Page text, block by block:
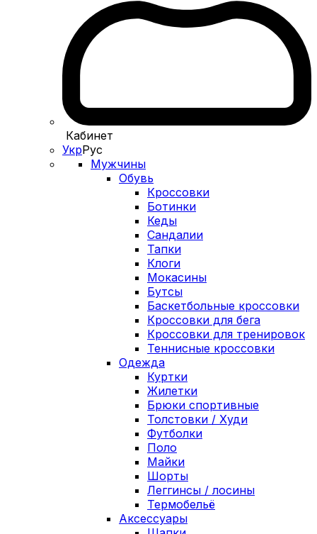
Кабинет
УкрРус
Мужчины
Обувь
Кроссовки
Ботинки
Кеды
Сандалии
Тапки
Клоги
Мокасины
Бутсы
Баскетбольные кроссовки
Кроссовки для бега
Кроссовки для тренировок
Теннисные кроссовки
Одежда
Куртки
Жилетки
Брюки спортивные
Толстовки / Худи
Футболки
Поло
Майки
Шорты
Леггинсы / лосины
Термобельё
Аксессуары